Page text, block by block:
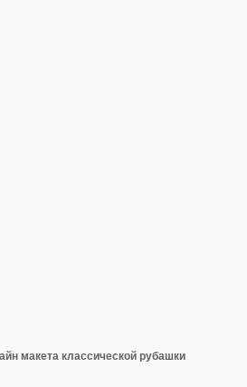
макета классической рубашки